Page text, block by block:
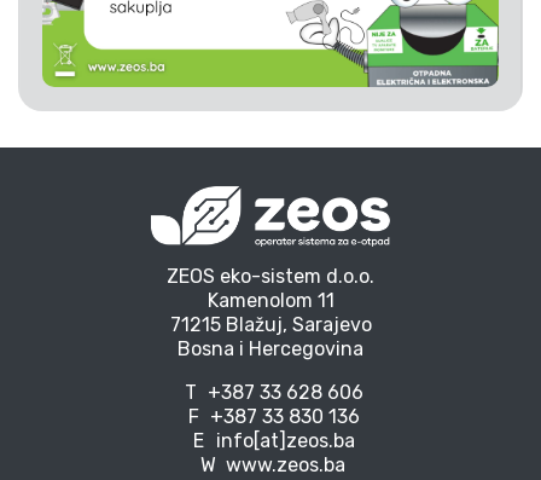
ZEOS eko-sistem d.o.o.
Kamenolom 11
71215 Blažuj, Sarajevo
Bosna i Hercegovina
T +387 33 628 606
F +387 33 830 136
E info[at]zeos.ba
W www.zeos.ba